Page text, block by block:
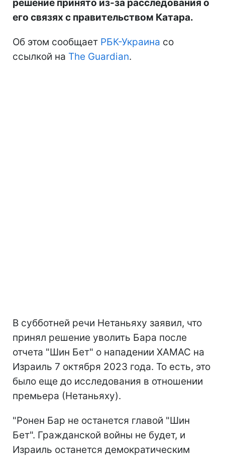
решение принято из-за расследования о
его связях с правительством Катара.
Об этом сообщает РБК-Украина со
ссылкой на The Guardian.
В субботней речи Нетаньяху заявил, что
принял решение уволить Бара после
отчета "Шин Бет" о нападении ХАМАС на
Израиль 7 октября 2023 года. То есть, это
было еще до исследования в отношении
премьера (Нетаньяху).
"Ронен Бар не останется главой "Шин
Бет". Гражданской войны не будет, и
Израиль останется демократическим